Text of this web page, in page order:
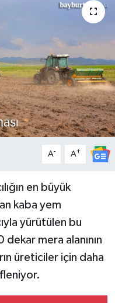
A- A+
en büyük
kaba yem
yürütülen bu
mera alanının
üreticiler için daha